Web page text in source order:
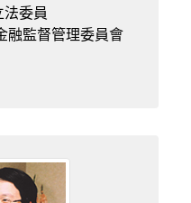
法委員
融監督管理委員會